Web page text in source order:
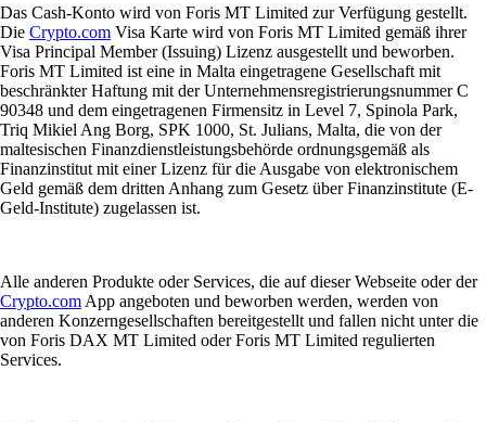
Das Cash-Konto wird von Foris MT Limited zur Verfügung gestellt.
Die Crypto.com Visa Karte wird von Foris MT Limited gemäß ihrer
Visa Principal Member (Issuing) Lizenz ausgestellt und beworben.
Foris MT Limited ist eine in Malta eingetragene Gesellschaft mit
beschränkter Haftung mit der Unternehmensregistrierungsnummer C
90348 und dem eingetragenen Firmensitz in Level 7, Spinola Park,
Triq Mikiel Ang Borg, SPK 1000, St. Julians, Malta, die von der
maltesischen Finanzdienstleistungsbehörde ordnungsgemäß als
Finanzinstitut mit einer Lizenz für die Ausgabe von elektronischem
Geld gemäß dem dritten Anhang zum Gesetz über Finanzinstitute (E-
Geld-Institute) zugelassen ist.
Alle anderen Produkte oder Services, die auf dieser Webseite oder der
Crypto.comApp angeboten und beworben werden, werden von
anderen Konzerngesellschaften bereitgestellt und fallen nicht unter die
von Foris DAX MT Limited oder Foris MT Limited regulierten
Services.